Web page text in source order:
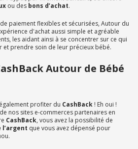
ou des bons d’achat.
paiement flexibles et sécurisées, Autour du
d'achat aussi simple et agréable
les aidant ainsi à se concentrer sur ce qui
et prendre soin de leur précieux bébé.
Autour de Bébé
profiter du CashBack ! Eh oui !
nos sites e-commerces partenaires en
CashBack, vous avez la possibilité de
que vous avez dépensé pour